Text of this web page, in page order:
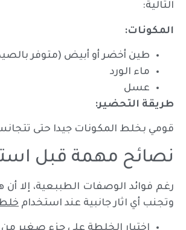
التالية:
المكونات:
طين أخضر أو أبيض (متوفر
ماء الورد
عسل
طريقة التحضير:
قومي بخلط المكونات جيدا حتى
نصائح مهمة قبل
رغم فوائد الوصفات الطببعية، إلا
وتجنب أي اثار جانبية عند استخدام